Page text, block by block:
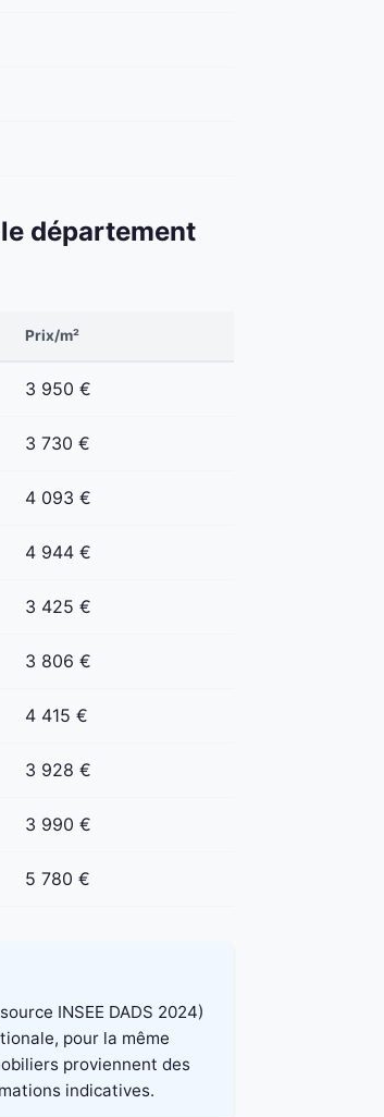
département
Prix/m²
3 950 €
3 730 €
4 093 €
4 944 €
3 425 €
3 806 €
4 415 €
3 928 €
3 990 €
5 780 €
INSEE DADS 2024)
pour la même
proviennent des
indicatives.